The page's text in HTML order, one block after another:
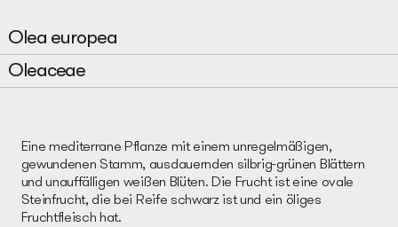
Olea europea
Oleaceae
Eine mediterrane Pflanze mit einem unregelmäßigen,
gewundenen Stamm, ausdauernden silbrig-grünen Blättern
und unauffälligen weißen Blüten. Die Frucht ist eine ovale
Steinfrucht, die bei Reife schwarz ist und ein öliges
Fruchtfleisch hat.